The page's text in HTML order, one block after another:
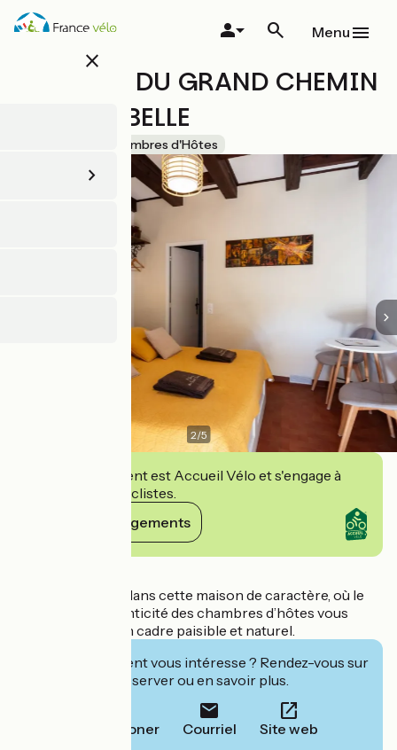
Aller
au
close
Menu
LE BARRY DU GRAND CHEMIN
- CARDABELLE
Chambres d'Hôtes
2/5
Cet établissement est Accueil Vélo et s'engage à
accueillir des cyclistes.
Voir ses engagements
Faites une pause dans cette maison de caractère, où le
charme et l’authenticité des chambres d’hôtes vous
séduiront, dans un cadre paisible et naturel.
Cet établissement vous intéresse ? Rendez-vous sur
leur site pour réserver ou en savoir plus.
Téléphoner Courriel Site web